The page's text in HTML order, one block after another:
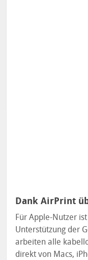
Dank AirPrint
Für Apple-Nutzer
Unterstützung der
arbeiten alle
direkt von Macs,